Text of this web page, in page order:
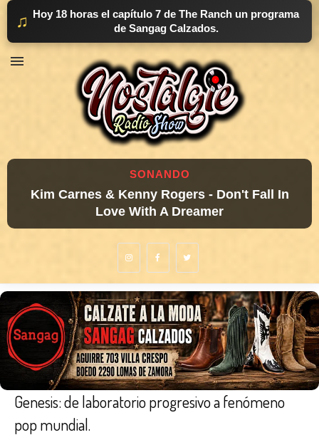
♫ Hoy 18 horas el capítulo 7 de The Ranch un programa
de Sangag Calzados.
SONANDO
Kim Carnes & Kenny Rogers - Don't Fall In
Love With A Dreamer
Genesis: de laboratorio progresivo a fenómeno
pop mundial.